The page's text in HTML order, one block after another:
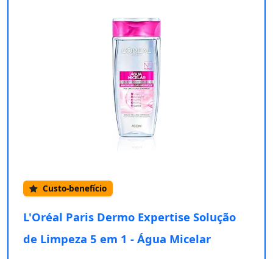
Custo-benefício
L'Oréal Paris Dermo Expertise Solução
de Limpeza 5 em 1 - Água Micelar